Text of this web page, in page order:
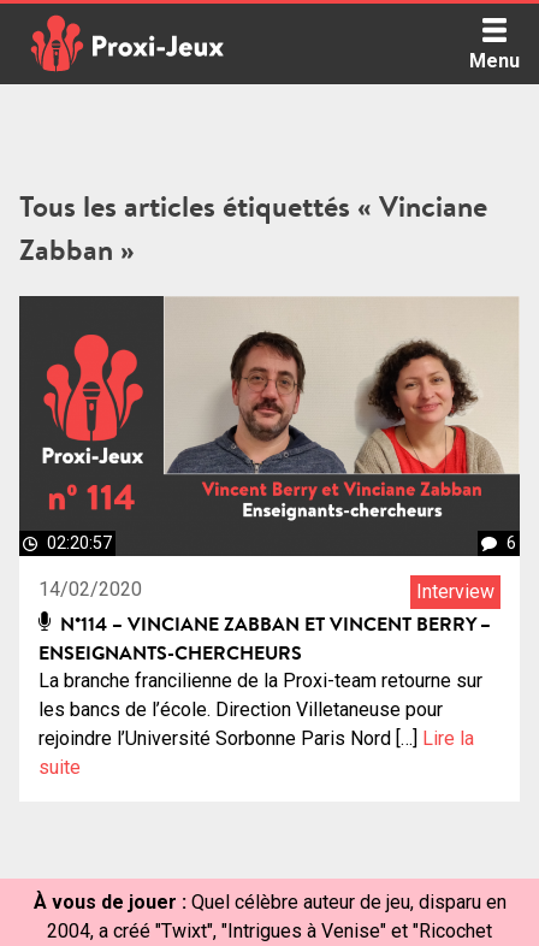
content
Menu
Tous les articles étiquettés « Vinciane
Zabban »
02:20:57 6
14/02/2020 Interview
N°114 – VINCIANE ZABBAN ET VINCENT BERRY –
ENSEIGNANTS-CHERCHEURS
La branche francilienne de la Proxi-team retourne sur
les bancs de l’école. Direction Villetaneuse pour
rejoindre l’Université Sorbonne Paris Nord […] Lire la
suite
À vous de jouer : Quel célèbre auteur de jeu, disparu en
2004, a créé "Twixt", "Intrigues à Venise" et "Ricochet